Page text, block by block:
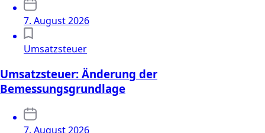
7. August 2026
Umsatzsteuer
Umsatzsteuer: Änderung der
Bemessungsgrundlage
7. August 2026